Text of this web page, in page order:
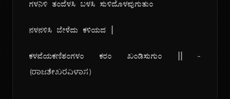
ಗಳನಿಳಿ ತಂದೆಳಸಿ ಬಳಸಿ ಸುಳಿದೊಳವುಗುತುಂ
ನಳನಳಿಸಿ ಬೇಳೆದು ಕಳಿಯದ |
ಕಳವೆಯಕಣಿಶಂಗಳಂ ಕರಂ ಖಂಡಿಸುಗುಂ || -
(ರಾಜಶೇಖರವಿಳಾಸ)